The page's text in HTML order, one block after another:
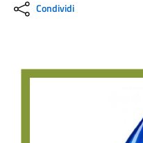
Condividi